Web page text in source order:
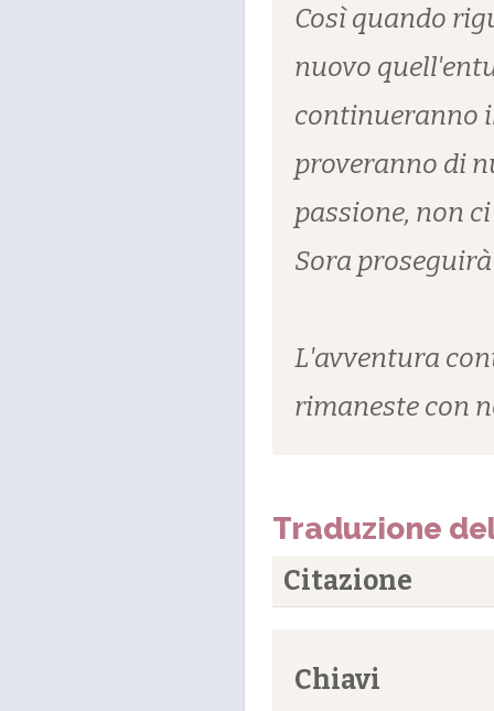
Così quando
nuovo
continueranno
proveranno di
passione, non
Sora
L'avventura
rimaneste con
Traduzione
Citazione
Chiavi